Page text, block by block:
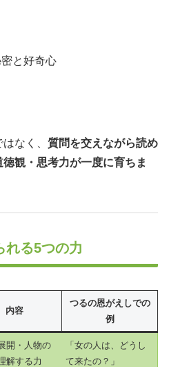
密と好奇心
なく、 質問を交えながら読め
観・思考力が一度に育ちま
る5つの力
内容
つるの恩がえしでの
例
開・人物の
解する力
「女の人は、どうし
て来たの？」